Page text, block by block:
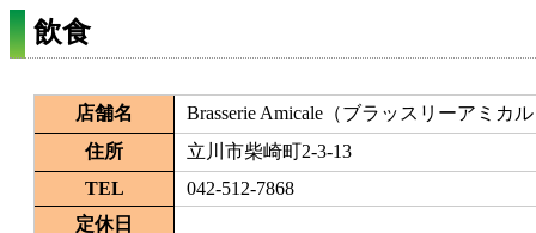
飲食
店舗名
Brasserie Amicale（ブラッスリーアミカ
住所
立川市柴崎町2-3-13
TEL
042-512-7868
定休日